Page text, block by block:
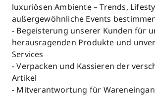
luxuriösen Ambiente – Trends,
außergewöhnliche Events
- Begeisterung unserer Kunden für
herausragenden Produkte und
Services
- Verpacken und Kassieren der
Artikel
- Mitverantwortung für